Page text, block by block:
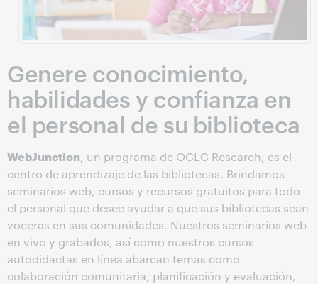
Genere conocimiento,
habilidades y confianza en
el personal de su biblioteca
WebJunction, un programa de OCLC Research, es el
centro de aprendizaje de las bibliotecas. Brindamos
seminarios web, cursos y recursos gratuitos para todo
el personal que desee ayudar a que sus bibliotecas sean
voceras en sus comunidades. Nuestros seminarios web
en vivo y grabados, así como nuestros cursos
autodidactas en línea abarcan temas como
colaboración comunitaria, planificación y evaluación,